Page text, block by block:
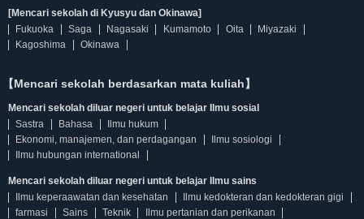
[Mencari sekolah di Kyusyu dan Okinawa]
Fukuoka
Saga Nagasaki Kumamoto Oita
Miyazaki
Kagoshima
Okinawa
【Mencari sekolah berdasarkan mata kuliah】
Mencari sekolah diluar negeri untuk belajar Ilmu sosial
Sastra
Bahasa
Ilmu hukum
Ekonomi, manajemen, dan perdagangan
Ilmu sosiologi
Ilmu hubungan international
Mencari sekolah diluar negeri untuk belajar Ilmu sains
Ilmu keperaawatan dan kesehatan
Ilmu kedokteran dan kedokteran gigi
farmasi
Sains Teknik Ilmu pertanian dan perikanan